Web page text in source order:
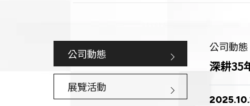
公司動態
展覽活動
公司動態
深耕35